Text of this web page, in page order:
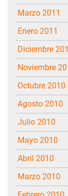
marzo 2011
enero 2011
diciembre
noviembre
octubre 2010
agosto 2010
julio 2010
mayo 2010
abril 2010
marzo 2010